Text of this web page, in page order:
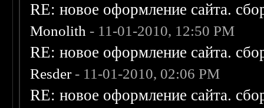
RE: новое оформление сайта.
Monolith - 11-01-2010, 12:50 PM
RE: новое оформление сайта.
Resder- 11-01-2010, 02:06 PM
RE: новое оформление сайта.